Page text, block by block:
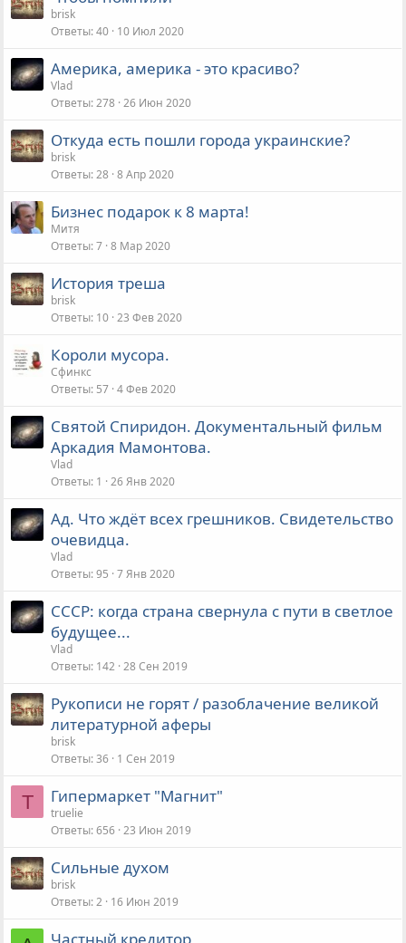
brisk
Ответы 40 10 Июл 2020
Америка, америка - это красиво?
Vlad
Ответы 278 26 Июн 2020
Откуда есть пошли города украинские?
brisk
Ответы 28 8 Апр 2020
Бизнес подарок к 8 марта!
Митя
Ответы 7 8 Мар 2020
История треша
brisk
Ответы 10 23 Фев 2020
Короли мусора.
Сфинкс
Ответы 57 4 Фев 2020
Святой Спиридон. Документальный фильм
Аркадия Мамонтова.
Vlad
Ответы 1 26 Янв 2020
Ад. Что ждёт всех грешников. Свидетельство
очевидца.
Vlad
Ответы 95 7 Янв 2020
СССР: когда страна свернула с пути в светлое
будущее...
Vlad
Ответы 142 28 Сен 2019
Рукописи не горят / разоблачение великой
литературной аферы
brisk
Ответы 36 1 Сен 2019
T Гипермаркет "Магнит"
truelie
Ответы 656 23 Июн 2019
Сильные духом
brisk
Ответы 2 16 Июн 2019